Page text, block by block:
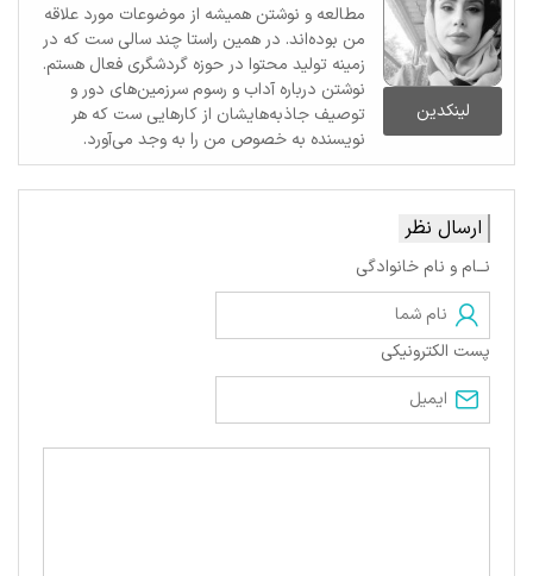
لینکدین
مطالعه و نوشتن همیشه از موضوعات مورد علاقه
من بوده‌اند. در همین راستا چند سالی ست که در
زمینه تولید محتوا در حوزه گردشگری فعال هستم.
نوشتن درباره آداب و رسوم سرزمین‌های دور و
توصیف جاذبه‌هایشان از کارهایی ست که هر
نویسنده به خصوص من را به وجد می‌آورد.
ارسال نظر
نــام و نام خانوادگی
پست الکترونیکی